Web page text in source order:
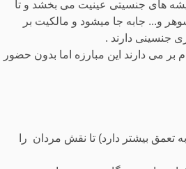
های جنسیتی عینیت می بخشد و تا
و... جابه جا میشود و مالکیت بر
جنسینی دارند .
می دارند این مبارزه اما بدون حضور
تعمق بیشتر دارد) تا نقش مردان را